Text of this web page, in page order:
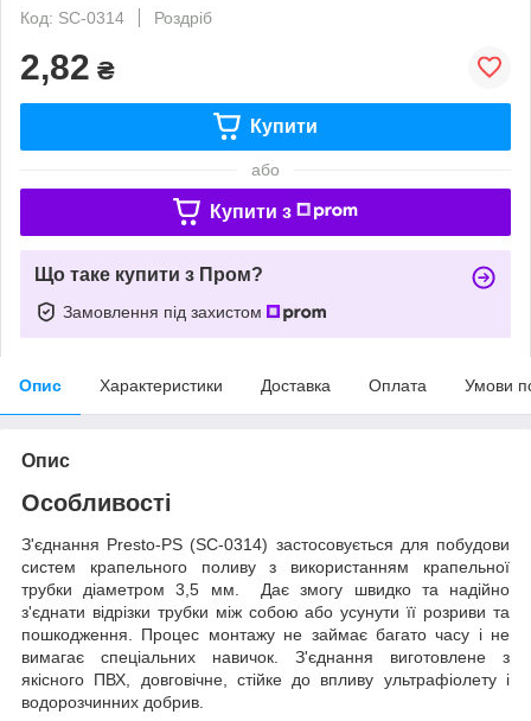
Код: SC-0314
Роздріб
2,82 ₴
Купити
або
Купити з
Що таке купити з Пром?
Замовлення під захистом
Опис Характеристики Доставка Оплата Умови
Опис
Особливості
З'єднання Presto-PS (SC-0314) застосовується для побудови
систем крапельного поливу з використанням крапельної
трубки діаметром 3,5 мм. Дає змогу швидко та надійно
з'єднати відрізки трубки між собою або усунути її розриви та
пошкодження. Процес монтажу не займає багато часу і не
вимагає спеціальних навичок. З'єднання виготовлене з
якісного ПВХ, довговічне, стійке до впливу ультрафіолету і
водорозчинних добрив.